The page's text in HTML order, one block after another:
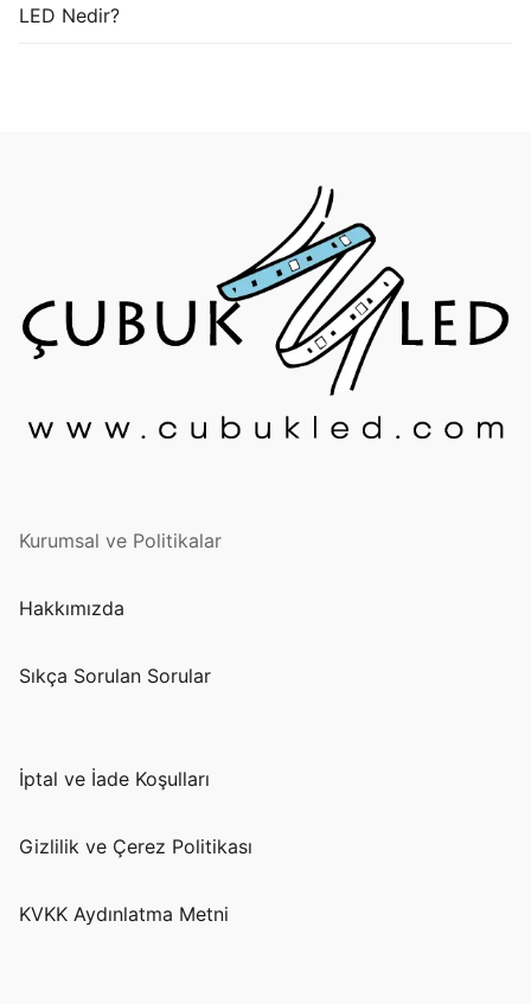
LED Nedir?
Kurumsal ve Politikalar
Hakkımızda
Sıkça Sorulan Sorular
İptal ve İade Koşulları
Gizlilik ve Çerez Politikası
KVKK Aydınlatma Metni